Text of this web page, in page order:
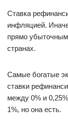
Ставка
инфляцией.
прямо
странах.
Самые богатые
ставки
между 0% и
1%, но она есть.